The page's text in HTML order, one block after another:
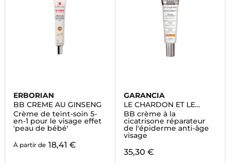
ERBORIAN
BB CREME AU GINSENG
Crème de teint-soin 5-
en-1 pour le visage effet
'peau de bébé'
À partir de 18,41 €
GARANCIA
LE CHARDON ET LE
MARABOUT DORE
BB crème à la
cicatrisone réparateur
de l'épiderme anti-âge
visage
35,30 €